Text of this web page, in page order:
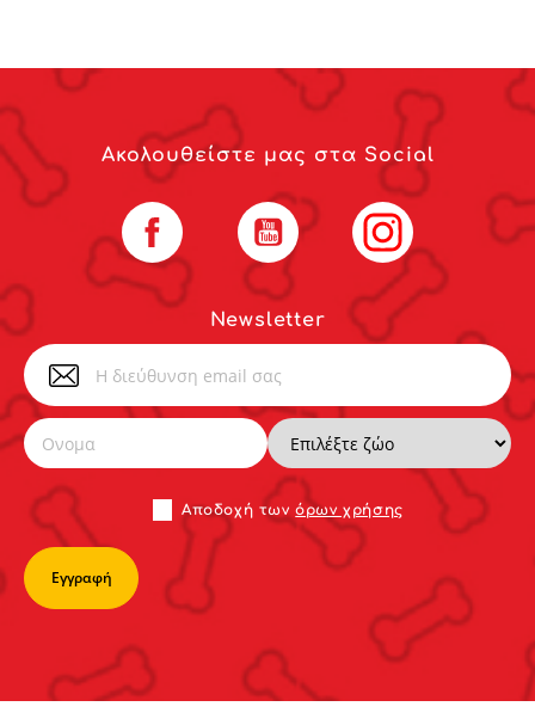
Newsletter
Αποδoχή τωνόρων χρήσης
Ακολουθείστε μας στα Social
Facebook YouTube Instagram